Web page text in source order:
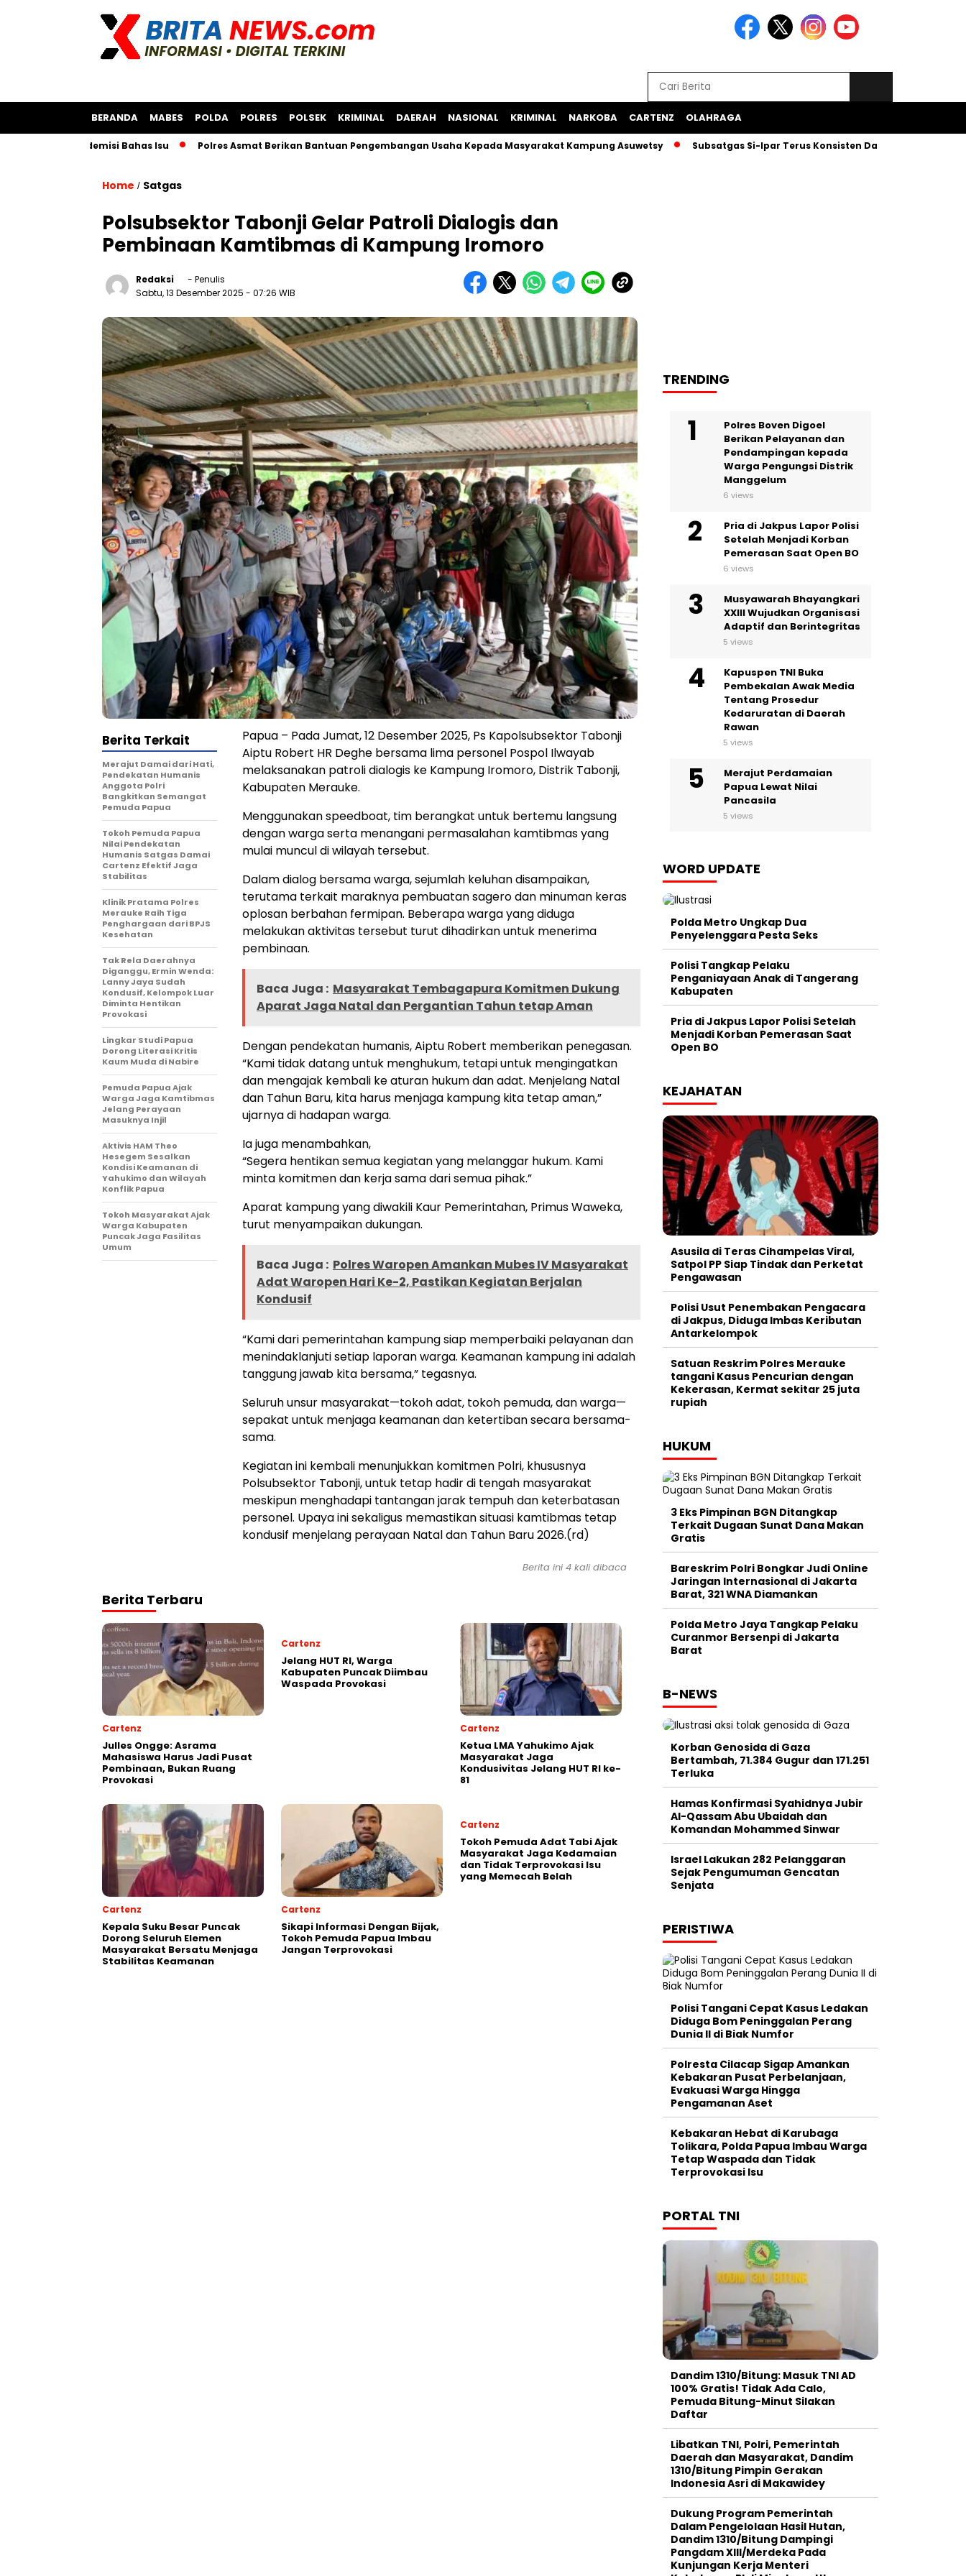
BERANDA MABES POLDA POLRES POLSEK KRIMINAL DAERAH NASIONAL KRIMINAL NARKOBA CARTENZ OLAHRAGA
Akademisi Bahas Isu Polres Asmat Berikan Bantuan Pengembangan Usaha Kepada Masyarakat Kampung Asuwetsy Subsatgas Si-Ipar Terus Konsisten Dampingi Anak Papua
Home / Satgas
Polsubsektor Tabonji Gelar Patroli Dialogis dan
Pembinaan Kamtibmas di Kampung Iromoro
Redaksi
- Penulis
Sabtu, 13 Desember 2025 - 07:26 WIB
Papua – Pada Jumat, 12 Desember 2025, Ps Kapolsubsektor Tabonji
Aiptu Robert HR Deghe bersama lima personel Pospol Ilwayab
melaksanakan patroli dialogis ke Kampung Iromoro, Distrik Tabonji,
Kabupaten Merauke.
Menggunakan speedboat, tim berangkat untuk bertemu langsung
dengan warga serta menangani permasalahan kamtibmas yang
mulai muncul di wilayah tersebut.
Dalam dialog bersama warga, sejumlah keluhan disampaikan,
terutama terkait maraknya pembuatan sagero dan minuman keras
oplosan berbahan fermipan. Beberapa warga yang diduga
melakukan aktivitas tersebut turut dihadirkan untuk menerima
pembinaan.
Baca Juga : Masyarakat Tembagapura Komitmen Dukung
Aparat Jaga Natal dan Pergantian Tahun tetap Aman
Dengan pendekatan humanis, Aiptu Robert memberikan penegasan.
“Kami tidak datang untuk menghukum, tetapi untuk mengingatkan
dan mengajak kembali ke aturan hukum dan adat. Menjelang Natal
dan Tahun Baru, kita harus menjaga kampung kita tetap aman,”
ujarnya di hadapan warga.
Ia juga menambahkan,
“Segera hentikan semua kegiatan yang melanggar hukum. Kami
minta komitmen dan kerja sama dari semua pihak.”
Aparat kampung yang diwakili Kaur Pemerintahan, Primus Waweka,
turut menyampaikan dukungan.
Baca Juga : Polres Waropen Amankan Mubes IV Masyarakat
Adat Waropen Hari Ke-2, Pastikan Kegiatan Berjalan
Kondusif
“Kami dari pemerintahan kampung siap memperbaiki pelayanan dan
menindaklanjuti setiap laporan warga. Keamanan kampung ini adalah
tanggung jawab kita bersama,” tegasnya.
Seluruh unsur masyarakat—tokoh adat, tokoh pemuda, dan warga—
sepakat untuk menjaga keamanan dan ketertiban secara bersama-
sama.
Kegiatan ini kembali menunjukkan komitmen Polri, khususnya
Polsubsektor Tabonji, untuk tetap hadir di tengah masyarakat
meskipun menghadapi tantangan jarak tempuh dan keterbatasan
personel. Upaya ini sekaligus memastikan situasi kamtibmas tetap
kondusif menjelang perayaan Natal dan Tahun Baru 2026.(rd)
Berita Terkait
Merajut Damai dari Hati,
Pendekatan Humanis
Anggota Polri
Bangkitkan Semangat
Pemuda Papua
Tokoh Pemuda Papua
Nilai Pendekatan
Humanis Satgas Damai
Cartenz Efektif Jaga
Stabilitas
Klinik Pratama Polres
Merauke Raih Tiga
Penghargaan dari BPJS
Kesehatan
Tak Rela Daerahnya
Diganggu, Ermin Wenda:
Lanny Jaya Sudah
Kondusif, Kelompok Luar
Diminta Hentikan
Provokasi
Lingkar Studi Papua
Dorong Literasi Kritis
Kaum Muda di Nabire
Pemuda Papua Ajak
Warga Jaga Kamtibmas
Jelang Perayaan
Masuknya Injil
Aktivis HAM Theo
Hesegem Sesalkan
Kondisi Keamanan di
Yahukimo dan Wilayah
Konflik Papua
Tokoh Masyarakat Ajak
Warga Kabupaten
Puncak Jaga Fasilitas
Umum
Berita ini 4 kali dibaca
Berita Terbaru
Cartenz
Julles Ongge: Asrama
Mahasiswa Harus Jadi Pusat
Pembinaan, Bukan Ruang
Provokasi
Cartenz
Jelang HUT RI, Warga
Kabupaten Puncak Diimbau
Waspada Provokasi
Cartenz
Ketua LMA Yahukimo Ajak
Masyarakat Jaga
Kondusivitas Jelang HUT RI ke-
81
Cartenz
Kepala Suku Besar Puncak
Dorong Seluruh Elemen
Masyarakat Bersatu Menjaga
Stabilitas Keamanan
Cartenz
Sikapi Informasi Dengan Bijak,
Tokoh Pemuda Papua Imbau
Jangan Terprovokasi
Cartenz
Tokoh Pemuda Adat Tabi Ajak
Masyarakat Jaga Kedamaian
dan Tidak Terprovokasi Isu
yang Memecah Belah
TRENDING
Polres Boven Digoel
Berikan Pelayanan dan
Pendampingan kepada
Warga Pengungsi Distrik
Manggelum
6 views
Pria di Jakpus Lapor Polisi
Setelah Menjadi Korban
Pemerasan Saat Open BO
6 views
Musyawarah Bhayangkari
XXIII Wujudkan Organisasi
Adaptif dan Berintegritas
5 views
Kapuspen TNI Buka
Pembekalan Awak Media
Tentang Prosedur
Kedaruratan di Daerah
Rawan
5 views
Merajut Perdamaian
Papua Lewat Nilai
Pancasila
5 views
WORD UPDATE
Polda Metro Ungkap Dua
Penyelenggara Pesta Seks
Polisi Tangkap Pelaku
Penganiayaan Anak di Tangerang
Kabupaten
Pria di Jakpus Lapor Polisi Setelah
Menjadi Korban Pemerasan Saat
Open BO
KEJAHATAN
Asusila di Teras Cihampelas Viral,
Satpol PP Siap Tindak dan Perketat
Pengawasan
Polisi Usut Penembakan Pengacara
di Jakpus, Diduga Imbas Keributan
Antarkelompok
Satuan Reskrim Polres Merauke
tangani Kasus Pencurian dengan
Kekerasan, Kermat sekitar 25 juta
rupiah
HUKUM
3 Eks Pimpinan BGN Ditangkap
Terkait Dugaan Sunat Dana Makan
Gratis
Bareskrim Polri Bongkar Judi Online
Jaringan Internasional di Jakarta
Barat, 321 WNA Diamankan
Polda Metro Jaya Tangkap Pelaku
Curanmor Bersenpi di Jakarta
Barat
B-NEWS
Korban Genosida di Gaza
Bertambah, 71.384 Gugur dan 171.251
Terluka
Hamas Konfirmasi Syahidnya Jubir
Al-Qassam Abu Ubaidah dan
Komandan Mohammed Sinwar
Israel Lakukan 282 Pelanggaran
Sejak Pengumuman Gencatan
Senjata
PERISTIWA
Polisi Tangani Cepat Kasus Ledakan
Diduga Bom Peninggalan Perang
Dunia II di Biak Numfor
Polresta Cilacap Sigap Amankan
Kebakaran Pusat Perbelanjaan,
Evakuasi Warga Hingga
Pengamanan Aset
Kebakaran Hebat di Karubaga
Tolikara, Polda Papua Imbau Warga
Tetap Waspada dan Tidak
Terprovokasi Isu
PORTAL TNI
Dandim 1310/Bitung: Masuk TNI AD
100% Gratis! Tidak Ada Calo,
Pemuda Bitung-Minut Silakan
Daftar
Libatkan TNI, Polri, Pemerintah
Daerah dan Masyarakat, Dandim
1310/Bitung Pimpin Gerakan
Indonesia Asri di Makawidey
Dukung Program Pemerintah
Dalam Pengelolaan Hasil Hutan,
Dandim 1310/Bitung Dampingi
Pangdam XIII/Merdeka Pada
Kunjungan Kerja Menteri